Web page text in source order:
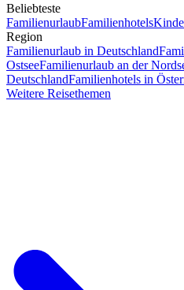
Beliebteste
FamilienurlaubFamilienhotels
Region
Familienurlaub in Deutschland
OstseeFamilienurlaub an der
DeutschlandFamilienhotels in
Weitere Reisethemen